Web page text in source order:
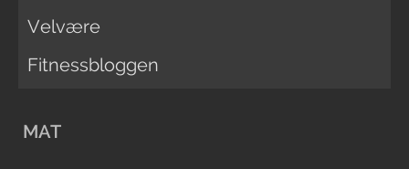
Velvære
Fitnessbloggen
MAT